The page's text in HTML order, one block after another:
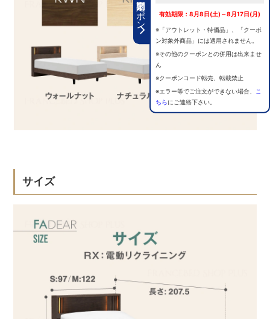
期間限定クーポン 有効期限：8月8日(土)～8月17日(月)
※「アウトレット・特価品」、「クーポ
ン対象外商品」には適用されません。
※その他のクーポンとの併用は出来ませ
ん
※クーポンコード転売、転載禁止
※エラー等でご注文ができない場合、
こ
ちらにご連絡下さい。
サイズ